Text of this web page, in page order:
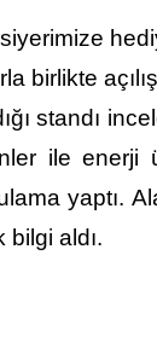
birlikte
standı
ile
yaptı.
aldı.